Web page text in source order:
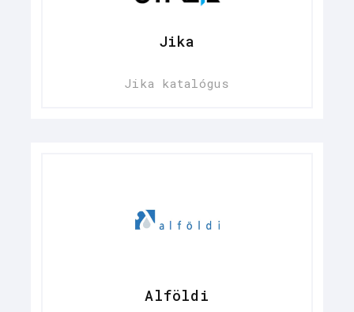
Jika
Jika katalógus
Alföldi